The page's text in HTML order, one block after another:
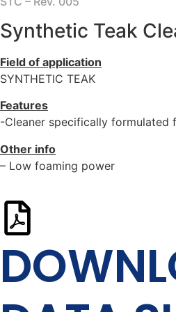
Synthetic Teak
Field of application
SYNTHETIC TEAK
Features
-Cleaner specifically formulated
Other info
– Low foaming power